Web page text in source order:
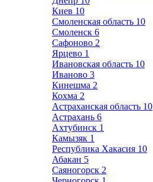
Киев 10
Смоленская область 10
Смоленск 6
Сафоново 2
Ярцево 1
Ивановская область 10
Иваново 3
Кинешма 2
Кохма 2
Астраханская область 10
Астрахань 6
Ахтубинск 1
Камызяк 1
Республика Хакасия 10
Абакан 5
Саяногорск 2